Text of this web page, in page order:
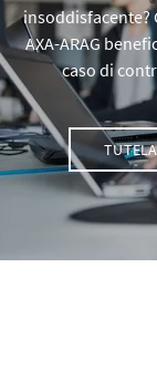
insoddisfacente?
AXA-ARAG
caso di